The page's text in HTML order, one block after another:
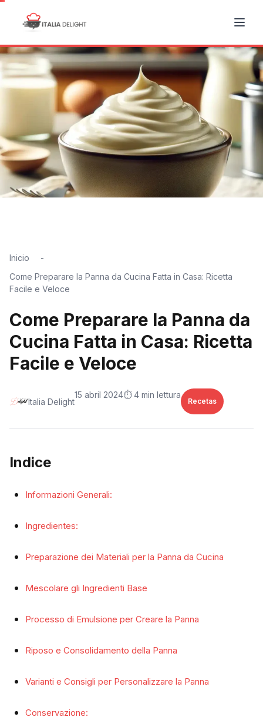
Inicio
Come Preparare la Panna da Cucina Fatta in Casa: Ricetta
Facile e Veloce
Come Preparare la Panna da
Cucina Fatta in Casa: Ricetta
Facile e Veloce
Italia Delight
15 abril 2024⏱️ 4 min lettura
Recetas
Indice
Informazioni Generali:
Ingredientes:
Preparazione dei Materiali per la Panna da Cucina
Mescolare gli Ingredienti Base
Processo di Emulsione per Creare la Panna
Riposo e Consolidamento della Panna
Varianti e Consigli per Personalizzare la Panna
Conservazione: